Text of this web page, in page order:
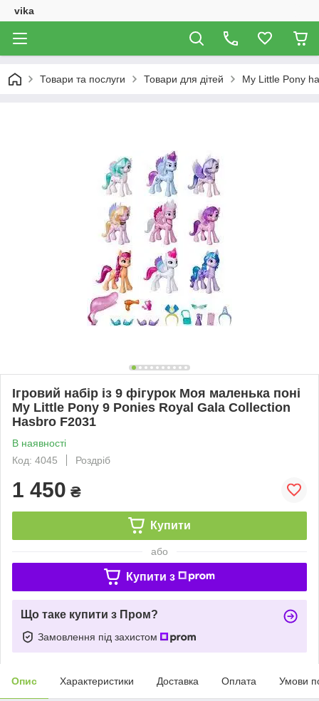
vika
Товари та послуги Товари для дітей My Little Pony
Ігровий набір із 9 фігурок Моя маленька поні
My Little Pony 9 Ponies Royal Gala Collection
Hasbro F2031
В наявності
Код: 4045
Роздріб
1 450 ₴
Купити
або
Купити з
Що таке купити з Пром?
Замовлення під захистом
Опис Характеристики Доставка Оплата Умови